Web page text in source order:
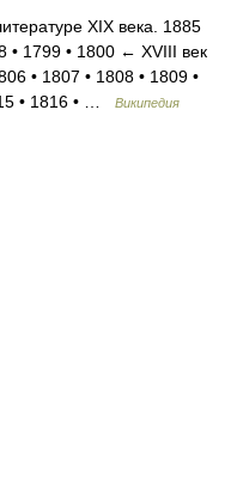
XIX века. 1885
• 1799 • 1800 ← XVIII век
• 1807 • 1808 • 1809 •
• 1816 • …
Википедия